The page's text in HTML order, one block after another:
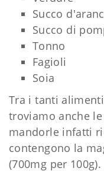
Succo
Succo di
Tonno
Fagioli
Soia
Tra i tanti
troviamo anche
mandorle infatti
contengono la
(700mg per 100g).